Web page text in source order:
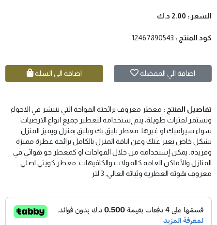
السعر : 2.00 د.ك
كود المنتج :
اضافة الي المفضلة اضافة الى السلة
تفاصيل المنتج : معطر معروف برائحته الفواحة التي تنتشر في الاجواء
وتستمر لفترات طويلة، يتم إستخدامه لتعطير جميع انواع الارضيات
سواء سيراميك او غيرها. معطر يليق بك ويليق بمنزل ويميز المنزل
بشكل خاص يعبر عنك وعن اناقة المنزل بالكامل برائحة عطرة مميزة
وفريدة. يمكن إستخدامه من خلال الفواحات او كمعطر جو هوائي في
المنازل والأماكن العامه كالمولات والكافيهات. معطر كويتي اصلي
معروف بقوته العطرية وثباته العالي. 3 لتر